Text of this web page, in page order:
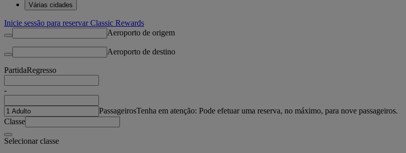
Várias cidades
Inicie sessão para reservar Classic Rewards
Aeroporto de origem
Aeroporto de destino
PartidaRegresso
-
PassageirosTenha em atenção: Pode efetuar uma reserva, no máximo, para nove passageiros.
Classe
Selecionar classe